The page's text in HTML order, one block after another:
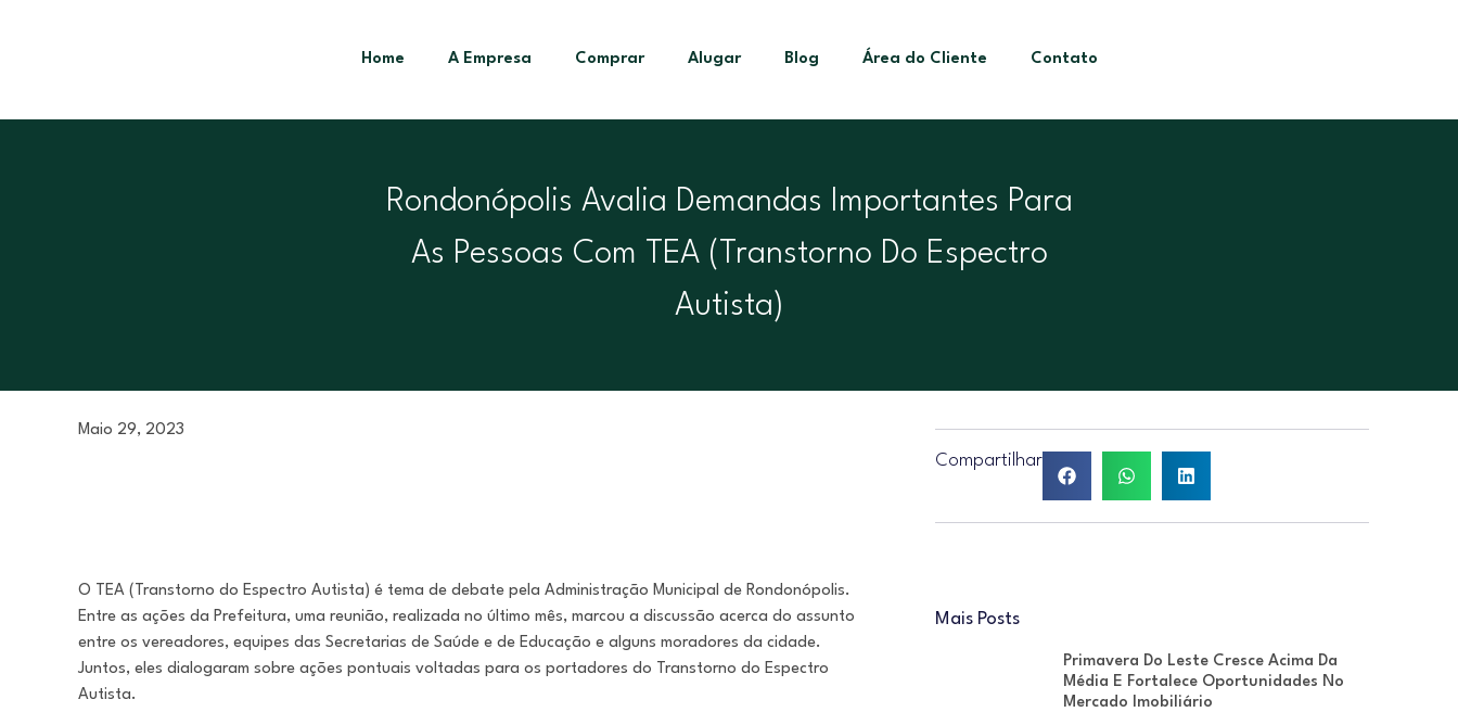
Home A Empresa Comprar Alugar Blog Área do Cliente Contato
Rondonópolis Avalia Demandas Importantes Para
As Pessoas Com TEA (Transtorno Do Espectro
Autista)
Maio 29, 2023
O TEA (Transtorno do Espectro Autista) é tema de debate pela Administração Municipal de Rondonópolis.
Entre as ações da Prefeitura, uma reunião, realizada no último mês, marcou a discussão acerca do assunto
entre os vereadores, equipes das Secretarias de Saúde e de Educação e alguns moradores da cidade.
Juntos, eles dialogaram sobre ações pontuais voltadas para os portadores do Transtorno do Espectro
Autista.
Compartilhar
Mais Posts
Primavera Do Leste Cresce Acima Da
Média E Fortalece Oportunidades No
Mercado Imobiliário